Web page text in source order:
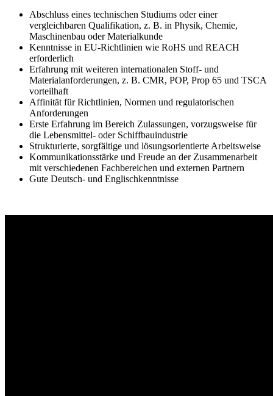
Abschluss eines technischen Studiums oder einer
vergleichbaren Qualifikation, z. B. in Physik, Chemie,
Maschinenbau oder Materialkunde
Kenntnisse in EU-Richtlinien wie RoHS und REACH
erforderlich
Erfahrung mit weiteren internationalen Stoff- und
Materialanforderungen, z. B. CMR, POP, Prop 65 und TSCA
vorteilhaft
Affinität für Richtlinien, Normen und regulatorischen
Anforderungen
Erste Erfahrung im Bereich Zulassungen, vorzugsweise für
die Lebensmittel- oder Schiffbauindustrie
Strukturierte, sorgfältige und lösungsorientierte Arbeitsweise
Kommunikationsstärke und Freude an der Zusammenarbeit
mit verschiedenen Fachbereichen und externen Partnern
Gute Deutsch- und Englischkenntnisse